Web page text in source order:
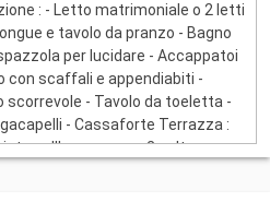
: - Letto matrimoniale o 2 letti
e tavolo da pranzo - Bagno
per lucidare - Accappatoi
con scaffali e appendiabiti -
scorrevole - Tavolo da toeletta -
- Cassaforte Terrazza :
sull'oceano con 2 poltrone e